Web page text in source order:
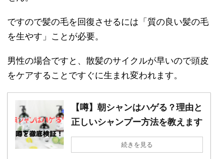
ですので髪の毛を回復させるには 「質の良い髪の毛
を生やす」 ことが必要。
男性の場合ですと、散髪のサイクルが早いので頭皮
をケアすることですぐに生まれ変われます。
【噂】朝シャンはハゲる？理由と
正しいシャンプー方法を教えます
続きを見る